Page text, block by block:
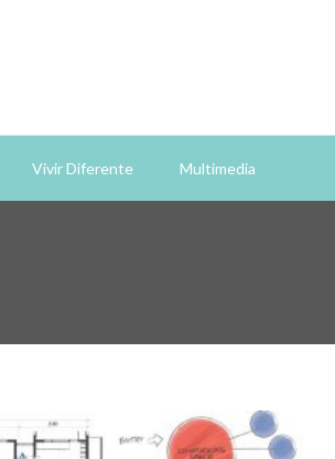
Vivir Diferente Multimedia